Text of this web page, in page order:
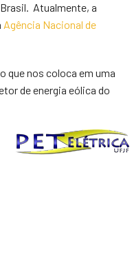
Atualmente, a
Agência Nacional de
que nos coloca em uma
de energia eólica do